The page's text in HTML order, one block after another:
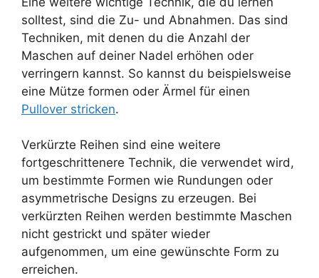
solltest, sind die Zu- und Abnahmen. Das sind
Techniken, mit denen du die Anzahl der
Maschen auf deiner Nadel erhöhen oder
verringern kannst. So kannst du beispielsweise
eine Mütze formen oder Ärmel für einen
Pullover stricken.
Verkürzte Reihen sind eine weitere
fortgeschrittenere Technik, die verwendet wird,
um bestimmte Formen wie Rundungen oder
asymmetrische Designs zu erzeugen. Bei
verkürzten Reihen werden bestimmte Maschen
nicht gestrickt und später wieder
aufgenommen, um eine gewünschte Form zu
erreichen.